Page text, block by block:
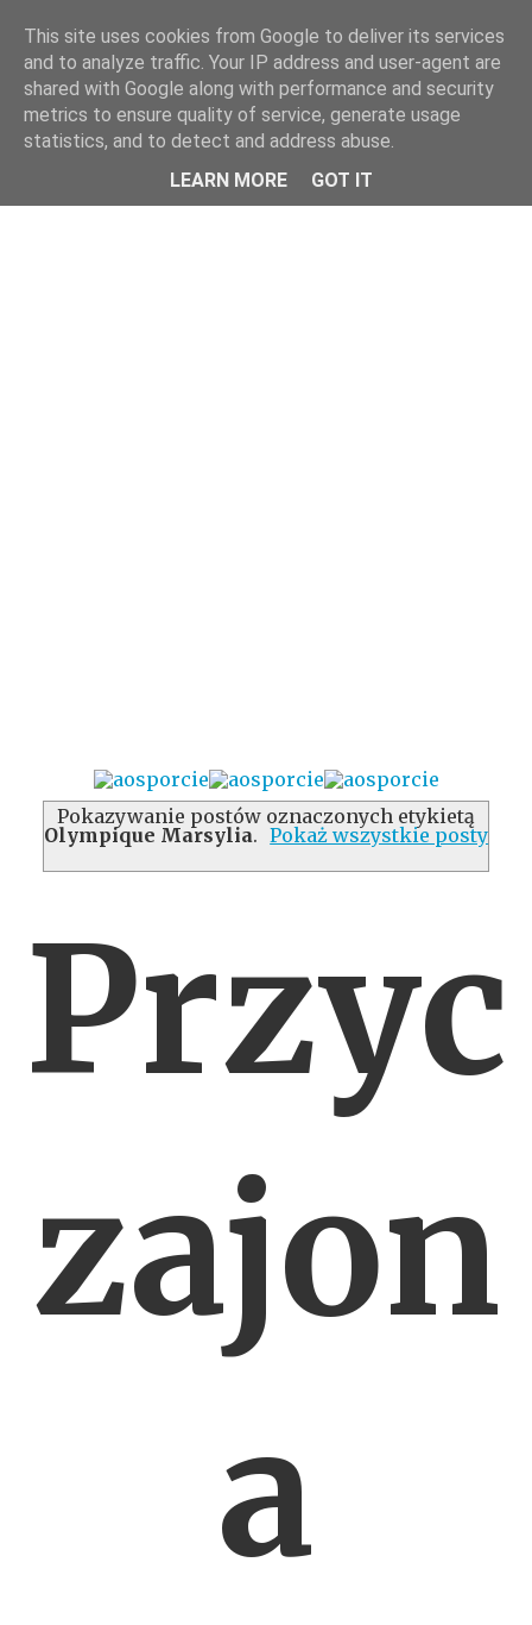
Menu
Pokazywanie postów oznaczonych etykietą
Olympique Marsylia. Pokaż wszystkie posty
Przyc
zajon
a
This site uses cookies from Google to deliver its services
and to analyze traffic. Your IP address and user-agent are
shared with Google along with performance and security
metrics to ensure quality of service, generate usage
statistics, and to detect and address abuse.
LEARN MORE
GOT IT